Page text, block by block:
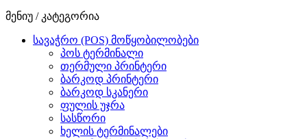
მენიუ / კატეგორია
სავაჭრო (POS) მოწყობილობები
პოს ტერმინალი
თერმული პრინტერი
ბარკოდ პრინტერი
ბარკოდ სკანერი
ფულის უჯრა
სასწორი
ხელის ტერმინალები